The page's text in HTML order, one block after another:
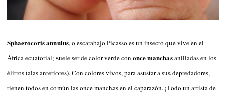
Sphaerocoris annulus, o escarabajo Picasso es un insecto que vive en el
África ecuatorial; suele ser de color verde con once manchasanilladas en los
élitros (alas anteriores). Con colores vivos, para asustar a sus depredadores,
tienen todos en común las once manchas en el caparazón. ¡Todo un artista de